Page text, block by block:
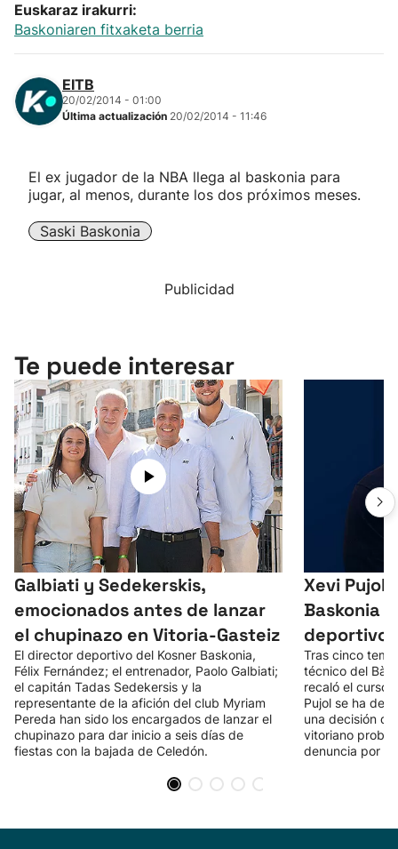
Euskaraz irakurri:
Baskoniaren fitxaketa berria
EITB
20/02/2014 - 01:00
Última actualización 20/02/2014 - 11:46
El ex jugador de la NBA llega al baskonia para
jugar, al menos, durante los dos próximos meses.
Saski Baskonia
Publicidad
Te puede interesar
Galbiati y Sedekerskis,
emocionados antes de lanzar
el chupinazo en Vitoria-Gasteiz
El director deportivo del Kosner Baskonia,
Félix Fernández; el entrenador, Paolo Galbiati;
el capitán Tadas Sedekersis y la
representante de la afición del club Myriam
Pereda han sido los encargados de lanzar el
chupinazo para dar inicio a seis días de
fiestas con la bajada de Celedón.
Xevi Pujol
Baskonia
deportivo
Tras cinco
técnico del
recaló el curso
Pujol se ha
una decisión
vitoriano
denuncia por